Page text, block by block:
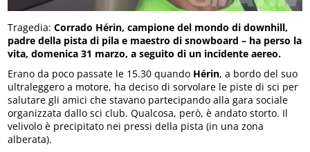
Tragedia: Corrado Hérin, campione del mondo di downhill,
padre della pista di pila e maestro di snowboard – ha perso la
vita, domenica 31 marzo, a seguito di un incidente aereo.
Erano da poco passate le 15.30 quando Hérin, a bordo del suo
ultraleggero a motore, ha deciso di sorvolare le piste di sci per
salutare gli amici che stavano partecipando alla gara sociale
organizzata dallo sci club. Qualcosa, però, è andato storto. Il
velivolo è precipitato nei pressi della pista (in una zona
alberata).